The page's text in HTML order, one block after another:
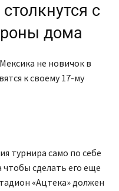
с
дома
не новичок в
к своему 17-му
турнира само по себе
сделать его еще
«Ацтека» должен